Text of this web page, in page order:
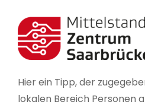
Hier ein Tipp, der
lokalen Bereich Personen